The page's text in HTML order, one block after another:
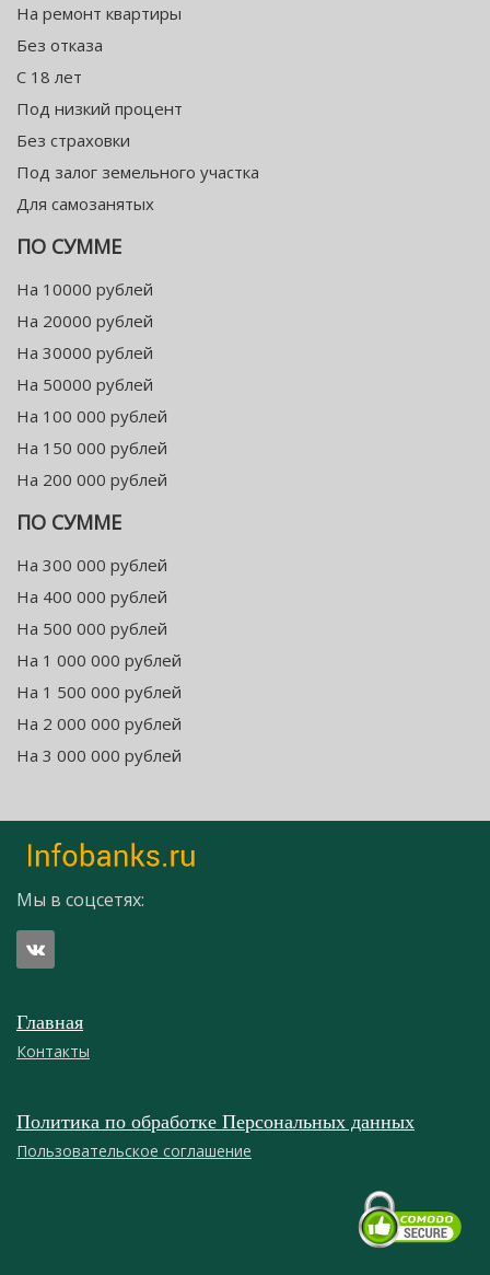
На ремонт квартиры
Без отказа
С 18 лет
Под низкий процент
Без страховки
Под залог земельного участка
Для самозанятых
ПО СУММЕ
На 10000 рублей
На 20000 рублей
На 30000 рублей
На 50000 рублей
На 100 000 рублей
На 150 000 рублей
На 200 000 рублей
ПО СУММЕ
На 300 000 рублей
На 400 000 рублей
На 500 000 рублей
На 1 000 000 рублей
На 1 500 000 рублей
На 2 000 000 рублей
На 3 000 000 рублей
Мы в соцсетях:
Главная
Контакты
Политика по обработке Персональных данных
Пользовательское соглашение